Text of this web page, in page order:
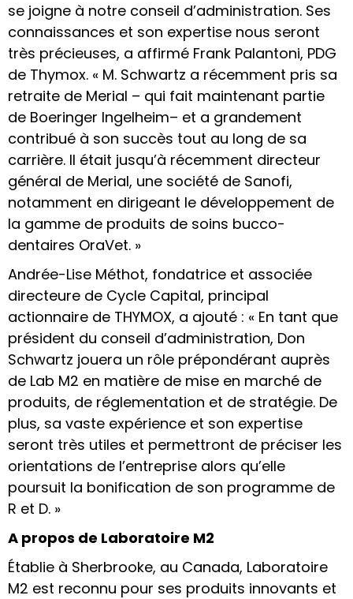
se joigne à notre conseil d’administration. Ses
connaissances et son expertise nous seront
très précieuses, a affirmé Frank Palantoni, PDG
de Thymox. « M. Schwartz a récemment pris sa
retraite de Merial – qui fait maintenant partie
de Boeringer Ingelheim– et a grandement
contribué à son succès tout au long de sa
carrière. Il était jusqu’à récemment directeur
général de Merial, une société de Sanofi,
notamment en dirigeant le développement de
la gamme de produits de soins bucco-
dentaires OraVet. »
Andrée-Lise Méthot, fondatrice et associée
directeure de Cycle Capital, principal
actionnaire de THYMOX, a ajouté : « En tant que
président du conseil d’administration, Don
Schwartz jouera un rôle prépondérant auprès
de Lab M2 en matière de mise en marché de
produits, de réglementation et de stratégie. De
plus, sa vaste expérience et son expertise
seront très utiles et permettront de préciser les
orientations de l’entreprise alors qu’elle
poursuit la bonification de son programme de
R et D. »
A propos de Laboratoire M2
Établie à Sherbrooke, au Canada, Laboratoire
M2 est reconnu pour ses produits innovants et